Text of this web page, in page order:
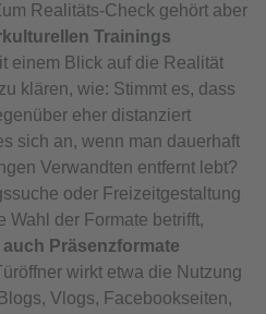
Realitäts-Check gehört aber
Trainings
einem Blick auf die Realität
klären, wie: Stimmt es, dass
eher distanziert
sich an, wenn man dauerhaft
Verwandten entfernt lebt?
oder Freizeitgestaltung
Wahl der Formate betrifft,
Präsenzformate
wirkt etwa die Nutzung
Vlogs, Facebookseiten,